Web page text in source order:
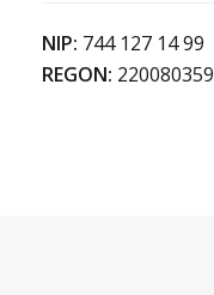
NIP: 744 127 14 99
REGON: 220080359